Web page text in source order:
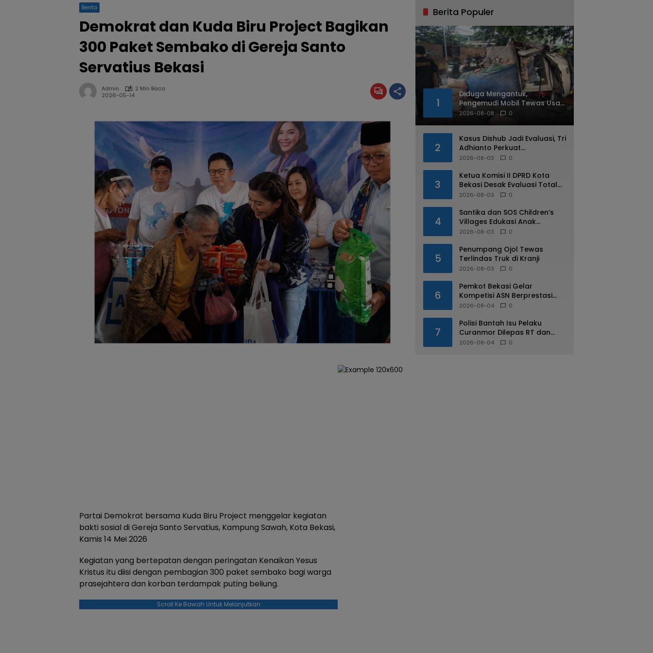
Berita
Demokrat dan Kuda Biru Project Bagikan
300 Paket Sembako di Gereja Santo
Servatius Bekasi
Admin
2 Min Baca
2026-05-14
Partai Demokrat bersama Kuda Biru Project menggelar kegiatan
bakti sosial di Gereja Santo Servatius, Kampung Sawah, Kota Bekasi,
Kamis 14 Mei 2026
Kegiatan yang bertepatan dengan peringatan Kenaikan Yesus
Kristus itu diisi dengan pembagian 300 paket sembako bagi warga
prasejahtera dan korban terdampak puting beliung.
Scroll Ke Bawah Untuk Melanjutkan
Berita Populer
1
Diduga Mengantuk,
Pengemudi Mobil Tewas Usai
Tabrak Pohon di Jatiasih
2026-08-08 0
2
Kasus Dishub Jadi Evaluasi, Tri
Adhianto Perkuat
Pengawasan Aparatur
2026-08-03 0
3
Ketua Komisi II DPRD Kota
Bekasi Desak Evaluasi Total
Usai Dugaan Pungli Oknum
2026-08-03 0
4
Santika dan SOS Children’s
Villages Edukasi Anak
Mengenal Industri Perhotelan
2026-08-03 0
5
Penumpang Ojol Tewas
Terlindas Truk di Kranji
2026-08-03 0
6
Pemkot Bekasi Gelar
Kompetisi ASN Berprestasi
pada HUT RI ke-81
2026-08-04 0
7
Polisi Bantah Isu Pelaku
Curanmor Dilepas RT dan
Warga di Pejuang
2026-08-04 0